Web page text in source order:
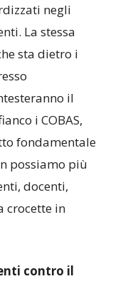
negli
La stessa
sta dietro i
il
i COBAS,
fondamentale
possiamo più
docenti,
crocette in
contro il